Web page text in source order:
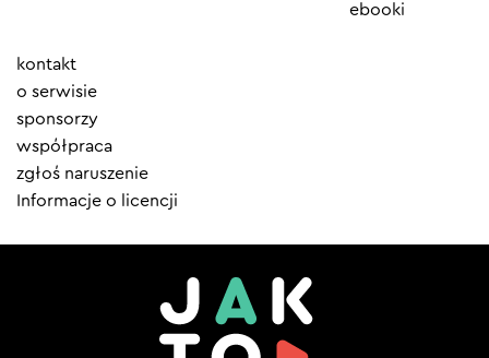
ebooki
Element
menu
kontakt
o serwisie
sponsorzy
współpraca
zgłoś naruszenie
Informacje o licencji